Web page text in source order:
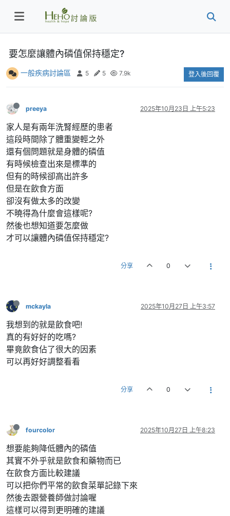
要怎麼讓體內磷值保持穩定?
一般疾病討論區 5 5 7.9k 登入後回覆
preeya 2025年10月23日 上午5:23
家人是有兩年洗腎經歷的患者
這段時間除了體重變輕之外
還有個問題就是身體的磷值
有時候檢查出來是標準的
但有的時候卻高出許多
但是在飲食方面
卻沒有做太多的改變
不曉得為什麼會這樣呢?
然後也想知道要怎麼做
才可以讓體內磷值保持穩定?
分享 0
mckayla 2025年10月27日 上午3:57
我想到的就是飲食吧!
真的有好好的吃嗎?
畢竟飲食佔了很大的因素
可以再好好調整看看
分享 0
fourcolor 2025年10月27日 上午8:23
想要能夠降低體內的磷值
其實不外乎就是飲食和藥物而已
在飲食方面比較建議
可以把你們平常的飲食菜單記錄下來
然後去跟營養師做討論喔
這樣可以得到更明確的建議